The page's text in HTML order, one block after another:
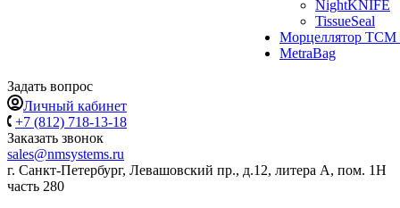
NightKNIFE
TissueSeal
Морцеллятор ТСМ
MetraBag
Задать вопрос
Личный кабинет
+7 (812) 718-13-18
Заказать звонок
sales@nmsystems.ru
г. Санкт-Петербург, Левашовский пр., д.12, литера А, пом. 1Н
часть 280